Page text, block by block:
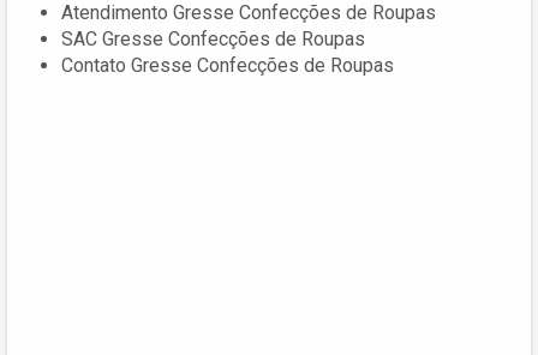
Atendimento Gresse Confecções de Roupas
SAC Gresse Confecções de Roupas
Contato Gresse Confecções de Roupas